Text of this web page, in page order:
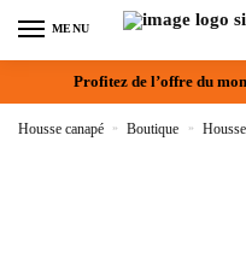
MENU
Profitez de l’offre du
Housse canapé » Boutique »